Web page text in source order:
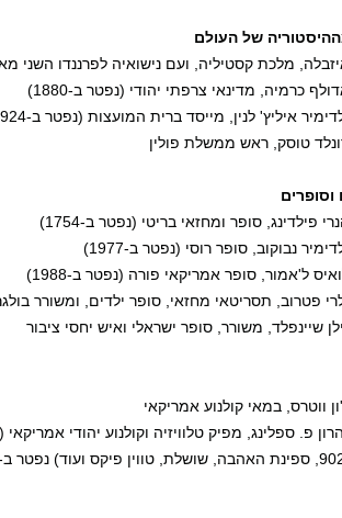
של העולם
וסופרים
אהרון פ. ספלינג, מפיק טלוויזיה וקולנוע יהודי